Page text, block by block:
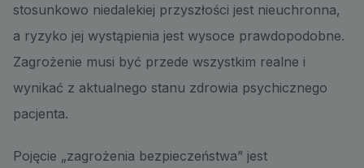
stosunkowo niedalekiej przyszłości jest nieuchronna,
a ryzyko jej wystąpienia jest wysoce prawdopodobne.
Zagrożenie musi być przede wszystkim realne i
wynikać z aktualnego stanu zdrowia psychicznego
pacjenta.
Pojęcie „zagrożenia bezpieczeństwa” jest